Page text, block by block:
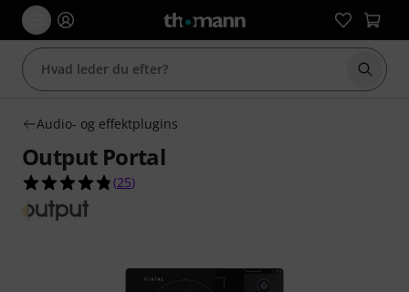
Start
Audio- og effektplugins
Output Portal
4.8 ud af 5 stjerner fra 25 kundebedømmelser
(25)